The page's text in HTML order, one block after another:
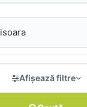
Afișează filtre